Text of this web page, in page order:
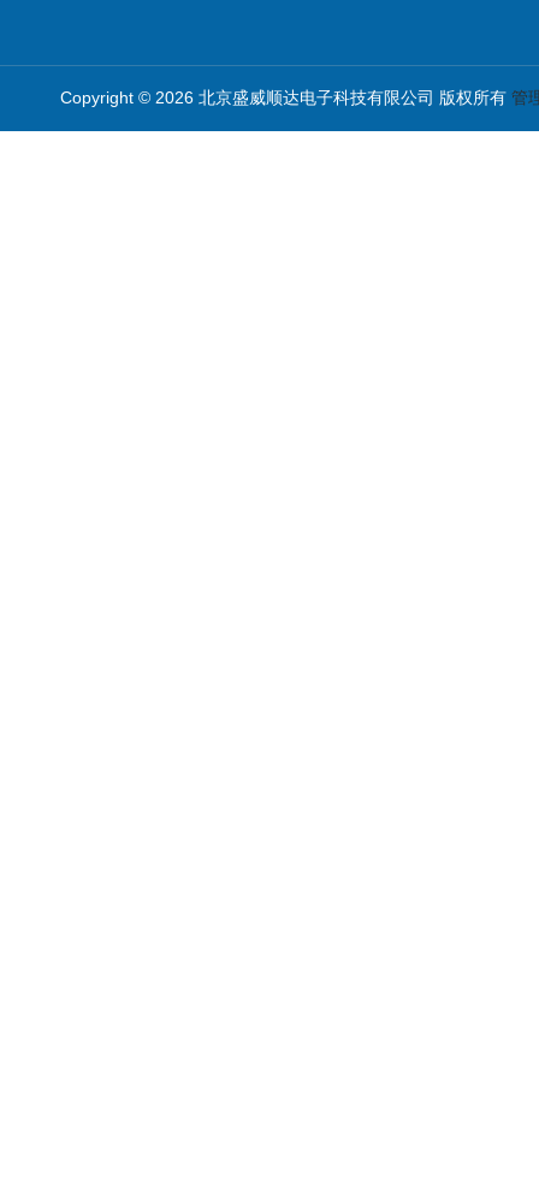
Copyright © 2026 北京盛威顺达电子科技有限公司 版权所有 管